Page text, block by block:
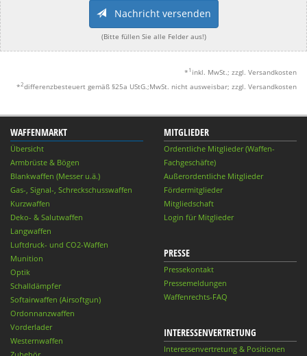
Nachricht versenden
(Bitte füllen Sie alle Felder aus!)
* 1 inkl. MwSt.; zzgl. Versandkosten
*2differenzbesteuert gemäß §25a UStG.;MwSt. nicht ausweisbar; zzgl. Versandkosten
WAFFENMARKT
Übersicht
Armbrüste & Bögen
Blankwaffen (Messer u.ä.)
Gas-, Signal-, Schreckschusswaffen
Kurzwaffen
Deko- & Salutwaffen
Langwaffen
Luftdruck- und CO2-Waffen
Munition
Optik
Schalldämpfer
Softairwaffen (Airsoftgun)
Ordonnanzwaffen
Vorderlader
Westernwaffen
MITGLIEDER
Ordentliche Mitglieder (Waffen-
Fachgeschäfte)
Außerordentliche Mitglieder
Fördermitglieder
Mitgliedschaft
Login für Mitglieder
PRESSE
Pressekontakt
Pressemeldungen
Waffenrechts-FAQ
INTERESSENVERTRETUNG
Interessenvertretung & Positionen